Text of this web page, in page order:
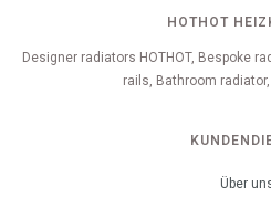
HOTHOT
Designer radiators HOTHOT, Bespoke
rails, Bathroom
Über